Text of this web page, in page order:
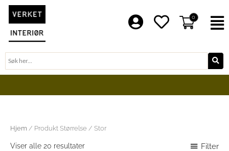
Hopp
innholdet
Søk
0
Hjem / Produkt Størrelse / Stor
Viser alle 20 resultater
Sortert
etter
Filter